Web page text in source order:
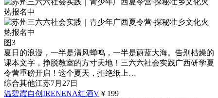
图3
夏日的浪漫，一半是清风蝉鸣，一半是蔚蓝大海。告别枯燥的
课本文字，挣脱教室的方寸天地！三六六社会实践广西研学夏
令营重磅开启！这个夏天，拒绝纸上…
综合其他江苏7月27日
温碧霞自创IRENENA红酒V ￥199